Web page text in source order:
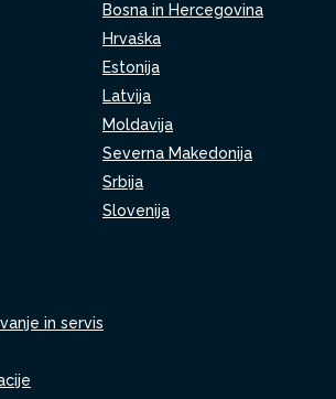
Bosna in Hercegovina
Hrvaška
Estonija
Latvija
Moldavija
Severna Makedonija
Srbija
Slovenija
in servis